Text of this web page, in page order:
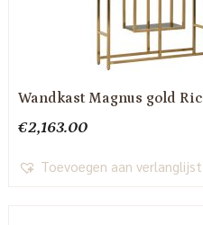
Wandkast Magnus gold
€2,163.00
Toevoegen aan verlanglijst